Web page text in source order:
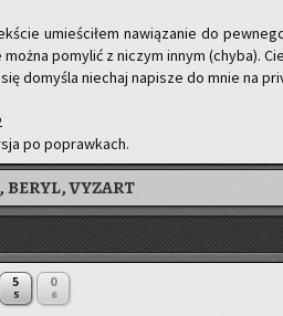
umie­ści­łem na­wią­za­nie do
można po­my­lić z ni­czym innym (chyba).
do­my­śla nie­chaj na­pi­sze do mnie na
po po­praw­kach.
BERYL, VYZART
5
5
0
6